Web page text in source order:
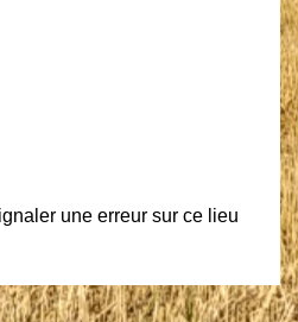
une erreur sur ce lieu